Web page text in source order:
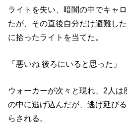
ライトを失い、暗闇の中でキャ
たが、その直後自分だけ避難し
に拾ったライトを当てた。
「悪いね 後ろにいると思った」
ウォーカーが次々と現れ、2人
の中に逃げ込んだが、逃げ延び
らされる。